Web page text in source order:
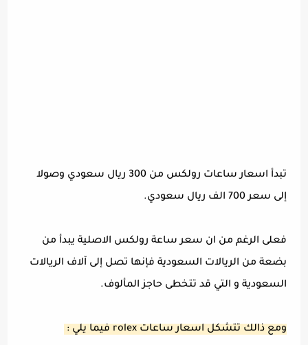
تبدأ اسعار ساعات رولكس من 300 ريال سعودي وصولا
إلى سعر 700 الف ريال سعودي.
فعلى الرغم من ان سعر ساعة رولكس الاصلية يبدأ من
بضعة من الريالات السعودية فإنها تصل إلى آلاف الريالات
السعودية و التي قد تتخطى حاجز المألوف.
ومع ذالك تتشكل اسعار ساعات rolex فيما يلي :